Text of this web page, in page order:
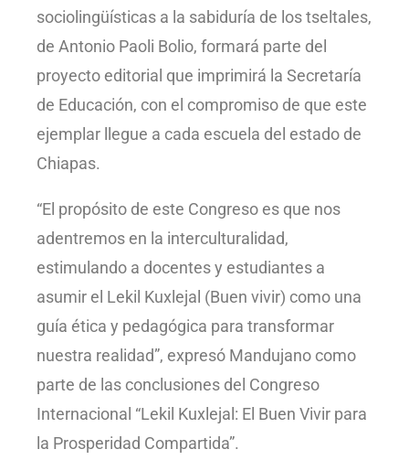
sociolingüísticas a la sabiduría de los tseltales,
de Antonio Paoli Bolio, formará parte del
proyecto editorial que imprimirá la Secretaría
de Educación, con el compromiso de que este
ejemplar llegue a cada escuela del estado de
Chiapas.
“El propósito de este Congreso es que nos
adentremos en la interculturalidad,
estimulando a docentes y estudiantes a
asumir el Lekil Kuxlejal (Buen vivir) como una
guía ética y pedagógica para transformar
nuestra realidad”, expresó Mandujano como
parte de las conclusiones del Congreso
Internacional “Lekil Kuxlejal: El Buen Vivir para
la Prosperidad Compartida”.